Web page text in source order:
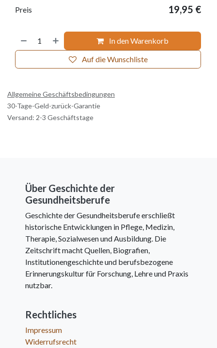
In den Warenkorb
Auf die Wunschliste
Preis 19,95 €
Allgemeine Geschäftsbedingungen
30-Tage-Geld-zurück-Garantie
Versand: 2-3 Geschäftstage
Über Geschichte der
Gesundheitsberufe
Geschichte der Gesundheitsberufe erschließt
historische Entwicklungen in Pflege, Medizin,
Therapie, Sozialwesen und Ausbildung. Die
Zeitschrift macht Quellen, Biografien,
Institutionengeschichte und berufsbezogene
Erinnerungskultur für Forschung, Lehre und Praxis
nutzbar.
Rechtliches
Impressum
Widerrufsrecht